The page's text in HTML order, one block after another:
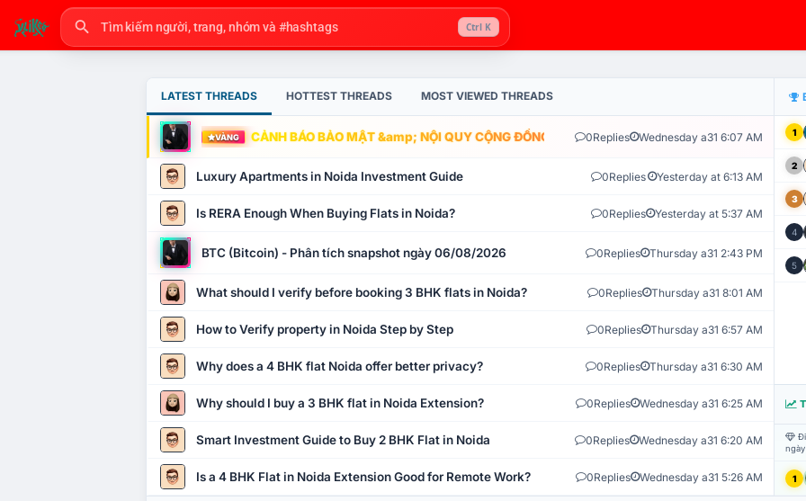
Ctrl K
LATEST THREADS HOTTEST THREADS MOST VIEWED THREADS
VÀNG CẢNH BÁO BẢO MẬT &amp; NỘI QUY CỘNG ĐỒNG VLIKE.VN: HỆ THỐNG GIÁM SÁT TỰ
0Replies Wednesday a31 6:07 AM
Luxury Apartments in Noida Investment Guide 0Replies Yesterday at 6:13 AM
Is RERA Enough When Buying Flats in Noida? 0Replies Yesterday at 5:37 AM
BTC (Bitcoin) - Phân tích snapshot ngày 06/08/2026 0Replies Thursday a31 2:43 PM
What should I verify before booking 3 BHK flats in Noida? 0Replies Thursday a31 8:01 AM
How to Verify property in Noida Step by Step 0Replies Thursday a31 6:57 AM
Why does a 4 BHK flat Noida offer better privacy? 0Replies Thursday a31 6:30 AM
Why should I buy a 3 BHK flat in Noida Extension? 0Replies Wednesday a31 6:25 AM
Smart Investment Guide to Buy 2 BHK Flat in Noida 0Replies Wednesday a31 6:20 AM
Is a 4 BHK Flat in Noida Extension Good for Remote Work? 0Replies Wednesday a31 5:26 AM
1
2
3
4
5
1